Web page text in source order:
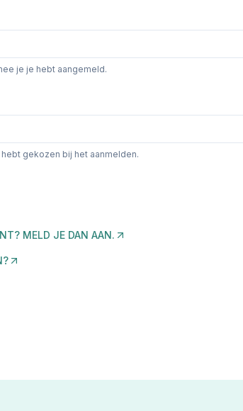
je je hebt aangemeld.
gekozen bij het aanmelden.
MELD JE DAN AAN.